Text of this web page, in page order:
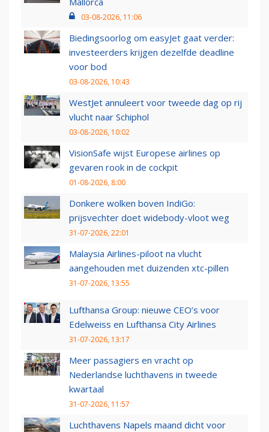
03-08-2026, 11:06
Biedingsoorlog om easyJet gaat verder:
investeerders krijgen dezelfde deadline
voor bod
03-08-2026, 10:43
WestJet annuleert voor tweede dag op rij
vlucht naar Schiphol
03-08-2026, 10:02
VisionSafe wijst Europese airlines op
gevaren rook in de cockpit
01-08-2026, 8:00
Donkere wolken boven IndiGo:
prijsvechter doet widebody-vloot weg
31-07-2026, 22:01
Malaysia Airlines-piloot na vlucht
aangehouden met duizenden xtc-pillen
31-07-2026, 13:55
Lufthansa Group: nieuwe CEO’s voor
Edelweiss en Lufthansa City Airlines
31-07-2026, 13:17
Meer passagiers en vracht op
Nederlandse luchthavens in tweede
kwartaal
31-07-2026, 11:57
Luchthavens Napels maand dicht voor